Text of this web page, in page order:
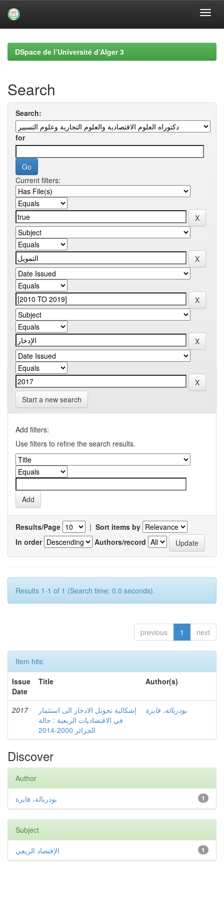
navigationDSpace de l’Université d’Alger 3
Search
Search:
for
Current filters:
Start a new search
Add filters:
Use filters to refine the search results.
Results/Page | Sort items by
In order
Authors/record
Results 1-1 of 1 (Search time: 0.0 seconds).
previous 1 next
Item hits:
Issue
Date
Title Author(s)
2017
إشكالية تحويل الادخار الى استثمار
في الاقتصاديات الريعية : حالة
الجزائر 2000-2014
بودربالة، فايزة
Discover
Author
1 بودربالة، فايزة
Subject
1 الإقتصاد الريعي